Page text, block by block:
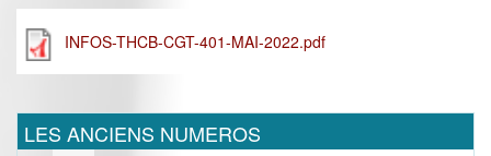
INFOS-THCB-CGT-401-MAI-2022.pdf
LES ANCIENS NUMEROS